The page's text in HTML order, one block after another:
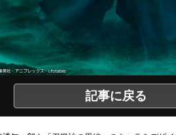
記事に戻る